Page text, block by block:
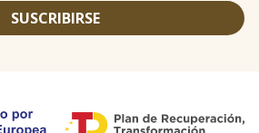
SUSCRIBIRSE